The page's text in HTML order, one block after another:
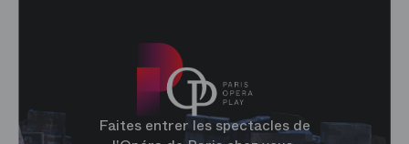
Faites entrer les spectacles de